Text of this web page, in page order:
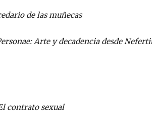
de las muñecas
Arte y decadencia desde
contrato sexual